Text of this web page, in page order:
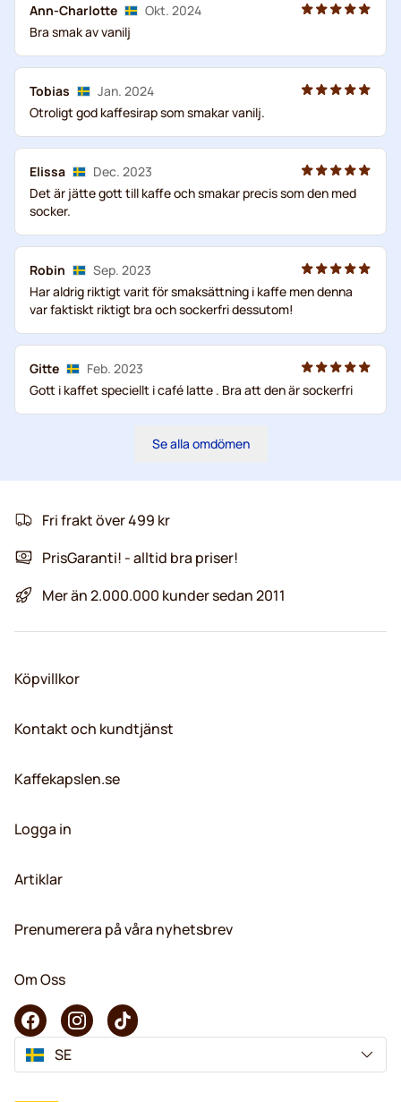
Ann-Charlotte
Okt. 2024
Bra smak av vanilj
Tobias
Jan. 2024
Otroligt god kaffesirap som smakar vanilj.
Elissa
Dec. 2023
Det är jätte gott till kaffe och smakar precis som den med
socker.
Robin
Sep. 2023
Har aldrig riktigt varit för smaksättning i kaffe men denna
var faktiskt riktigt bra och sockerfri dessutom!
Gitte
Feb. 2023
Gott i kaffet speciellt i café latte . Bra att den är sockerfri
Se alla omdömen
Fri frakt över 499 kr
PrisGaranti! - alltid bra priser!
Mer än 2.000.000 kunder sedan 2011
Köpvillkor
Kontakt och kundtjänst
Kaffekapslen.se
Logga in
Artiklar
Prenumerera på våra nyhetsbrev
Om Oss
SE